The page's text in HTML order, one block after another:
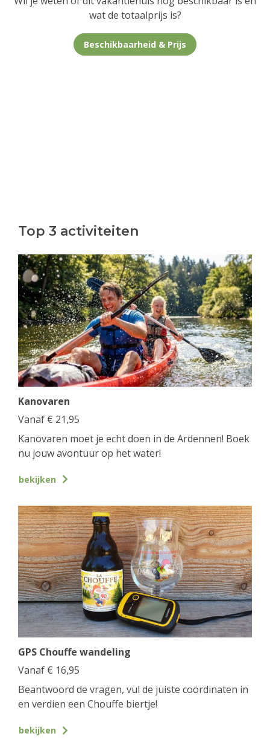
wat de totaalprijs is?
Beschikbaarheid & Prijs
Top 3 activiteiten
Kanovaren
Vanaf € 21,95
Kanovaren moet je echt doen in de Ardennen! Boek
nu jouw avontuur op het water!
bekijken
GPS Chouffe wandeling
Vanaf € 16,95
Beantwoord de vragen, vul de juiste coördinaten in
en verdien een Chouffe biertje!
bekijken